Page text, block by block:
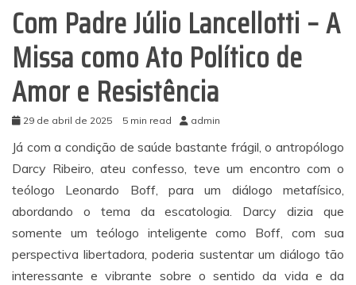
Com Padre Júlio Lancellotti – A
Missa como Ato Político de
Amor e Resistência
29 de abril de 2025 5 min read admin
Já com a condição de saúde bastante frágil, o antropólogo
Darcy Ribeiro, ateu confesso, teve um encontro com o
teólogo Leonardo Boff, para um diálogo metafísico,
abordando o tema da escatologia. Darcy dizia que
somente um teólogo inteligente como Boff, com sua
perspectiva libertadora, poderia sustentar um diálogo tão
interessante e vibrante sobre o sentido da vida e da